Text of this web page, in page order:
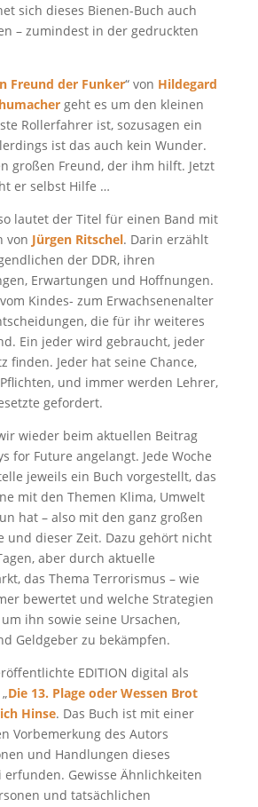
sich dieses Bienen-Buch auch
– zumindest in der gedruckten
Freund der Funker“ von Hildegard
geht es um den kleinen
Rollerfahrer ist, sozusagen ein
ist das auch kein Wunder.
großen Freund, der ihm hilft. Jetzt
er selbst Hilfe …
lautet der Titel für einen Band mit
von Jürgen Ritschel. Darin erzählt
der DDR, ihren
Erwartungen und Hoffnungen.
Kindes- zum Erwachsenenalter
die für ihr weiteres
Ein jeder wird gebraucht, jeder
finden. Jeder hat seine Chance,
und immer werden Lehrer,
gefordert.
wieder beim aktuellen Beitrag
for Future angelangt. Jede Woche
jeweils ein Buch vorgestellt, das
mit den Themen Klima, Umwelt
hat – also mit den ganz großen
und dieser Zeit. Dazu gehört nicht
aber durch aktuelle
das Thema Terrorismus – wie
bewertet und welche Strategien
ihn sowie seine Ursachen,
Geldgeber zu bekämpfen.
EDITION digital als
Die 13. Plage oder Wessen Brot
Hinse. Das Buch ist mit einer
Vorbemerkung des Autors
und Handlungen dieses
erfunden. Gewisse Ähnlichkeiten
und tatsächlichen